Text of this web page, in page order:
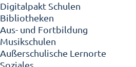
Digitalpakt Schulen
Bibliotheken
Aus- und Fortbildung
Musikschulen
Außerschulische Lernorte
Soziales